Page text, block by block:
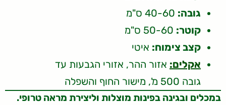
גובה:
קוטר:
קצב צימוח: איטי
אקלים: אזור ההר, אזורי הגבעות עד
גובה 500 מ', מישור החוף והשפלה
במכלים ובגינה בפינות מוצלות וליצירת מראה טרופי.